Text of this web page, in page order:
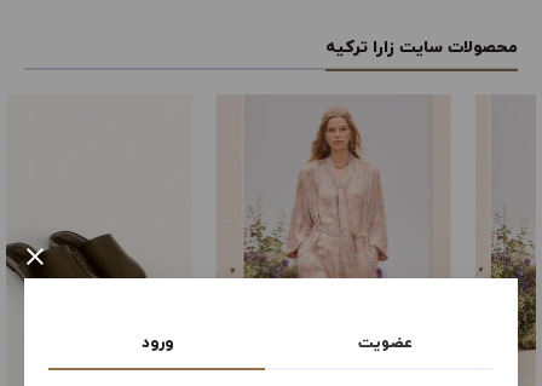
عضویت ورود
×
محصولات سایت زارا ترکیه